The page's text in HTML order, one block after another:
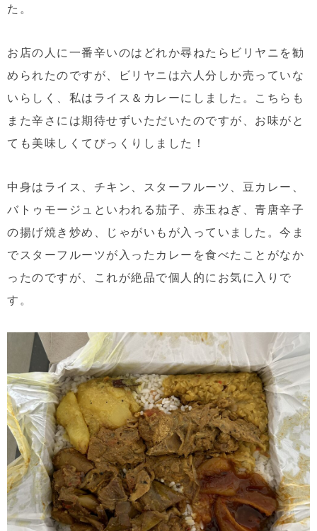
た。
お店の人に一番辛いのはどれか尋ねたらビリヤニを勧
められたのですが、ビリヤニは六人分しか売っていな
いらしく、私はライス＆カレーにしました。こちらも
また辛さには期待せずいただいたのですが、お味がと
ても美味しくてびっくりしました！
中身はライス、チキン、スターフルーツ、豆カレー、
バトゥモージュといわれる茄子、赤玉ねぎ、青唐辛子
の揚げ焼き炒め、じゃがいもが入っていました。今ま
でスターフルーツが入ったカレーを食べたことがなか
ったのですが、これが絶品で個人的にお気に入りで
す。